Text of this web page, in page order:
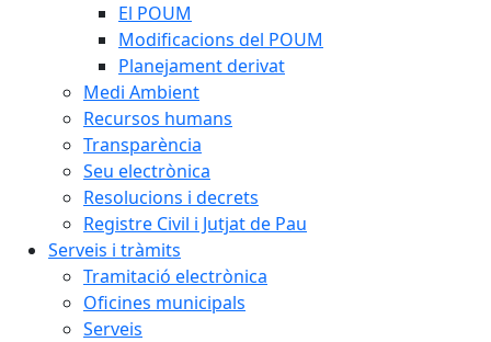
El POUM
Modificacions del POUM
Planejament derivat
Medi Ambient
Recursos humans
Transparència
Seu electrònica
Resolucions i decrets
Registre Civil i Jutjat de Pau
Serveis i tràmits
Tramitació electrònica
Oficines municipals
Serveis